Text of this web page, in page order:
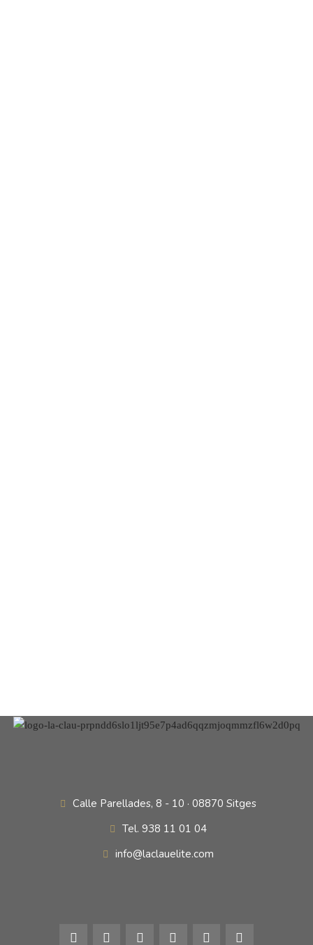
Calle Parellades, 8 - 10 · 08870 Sitges
Tel. 938 11 01 04
info@laclauelite.com